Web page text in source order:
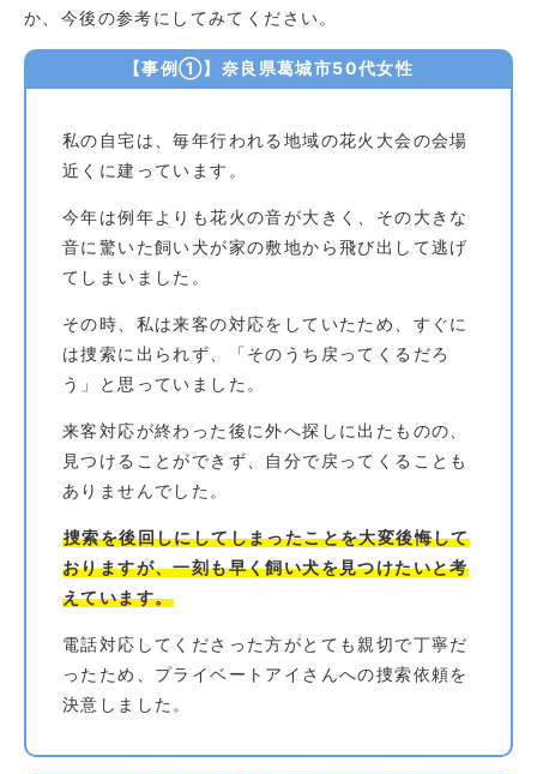
か、今後の参考にしてみてください。
【事例①】奈良県葛城市50代女性
私の自宅は、毎年行われる地域の花火大会の会場
近くに建っています。
今年は例年よりも花火の音が大きく、その大きな
音に驚いた飼い犬が家の敷地から飛び出して逃げ
てしまいました。
その時、私は来客の対応をしていたため、すぐに
は捜索に出られず、「そのうち戻ってくるだろ
う」と思っていました。
来客対応が終わった後に外へ探しに出たものの、
見つけることができず、自分で戻ってくることも
ありませんでした。
捜索を後回しにしてしまったことを大変後悔して
おりますが、一刻も早く飼い犬を見つけたいと考
えています。
電話対応してくださった方がとても親切で丁寧だ
ったため、プライベートアイさんへの捜索依頼を
決意しました。